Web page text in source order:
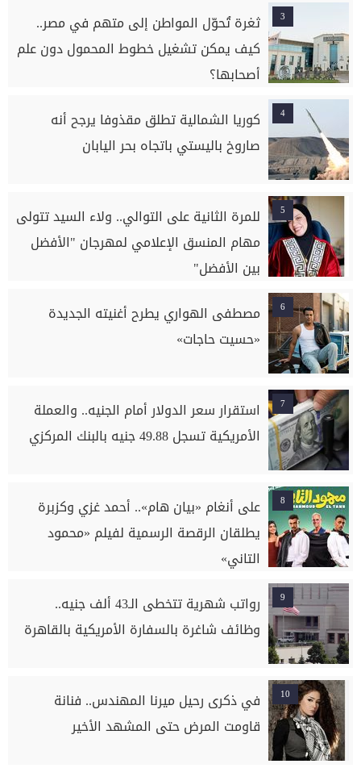
3
ثغرة تُحوّل المواطن إلى متهم في مصر..
كيف يمكن تشغيل خطوط المحمول دون علم
أصحابها؟
4
كوريا الشمالية تطلق مقذوفا يرجح أنه
صاروخ باليستي باتجاه بحر اليابان
5
للمرة الثانية على التوالي.. ولاء السيد تتولى
مهام المنسق الإعلامي لمهرجان "الأفضل
بين الأفضل"
6
مصطفى الهواري يطرح أغنيته الجديدة
«حسيت حاجات»
7
استقرار سعر الدولار أمام الجنيه.. والعملة
الأمريكية تسجل 49.88 جنيه بالبنك المركزي
8
على أنغام «بيان هام».. أحمد غزي وكزبرة
يطلقان الرقصة الرسمية لفيلم «محمود
التاني»
9
رواتب شهرية تتخطى الـ43 ألف جنيه..
وظائف شاغرة بالسفارة الأمريكية بالقاهرة
10
في ذكرى رحيل ميرنا المهندس.. فنانة
قاومت المرض حتى المشهد الأخير